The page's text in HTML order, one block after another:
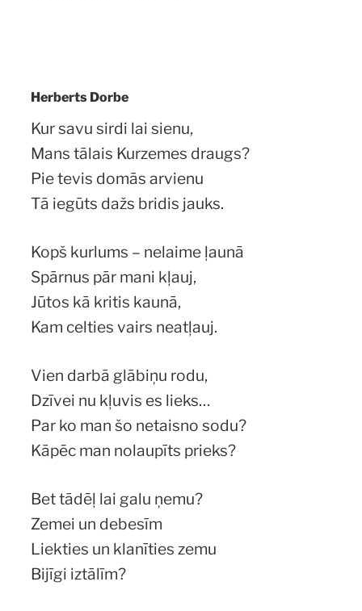
Herberts Dorbe
Kur savu sirdi lai sienu,
Mans tālais Kurzemes draugs?
Pie tevis domās arvienu
Tā iegūts dažs bridis jauks.
Kopš kurlums – nelaime ļaunā
Spārnus pār mani kļauj,
Jūtos kā kritis kaunā,
Kam celties vairs neatļauj.
Vien darbā glābiņu rodu,
Dzīvei nu kļuvis es lieks…
Par ko man šo netaisno sodu?
Kāpēc man nolaupīts prieks?
Bet tādēļ lai galu ņemu?
Zemei un debesīm
Liekties un klanīties zemu
Bijīgi iztālīm?